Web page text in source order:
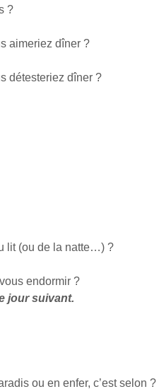
?
aimeriez dîner ?
détesteriez dîner ?
lit (ou de la natte…) ?
endormir ?
jour suivant.
ou en enfer, c’est selon ?